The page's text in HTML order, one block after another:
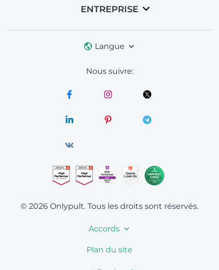
ENTREPRISE
Langue
Nous suivre:
© 2026 Onlypult. Tous les droits sont réservés.
Accords
Plan du site